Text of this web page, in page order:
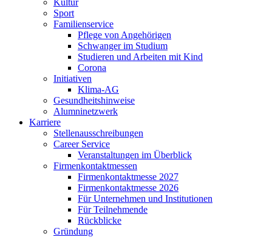
Kultur
Sport
Familienservice
Pflege von Angehörigen
Schwanger im Studium
Studieren und Arbeiten mit Kind
Corona
Initiativen
Klima-AG
Gesundheitshinweise
Alumninetzwerk
Karriere
Stellenausschreibungen
Career Service
Veranstaltungen im Überblick
Firmenkontaktmessen
Firmenkontaktmesse 2027
Firmenkontaktmesse 2026
Für Unternehmen und Institutionen
Für Teilnehmende
Rückblicke
Gründung